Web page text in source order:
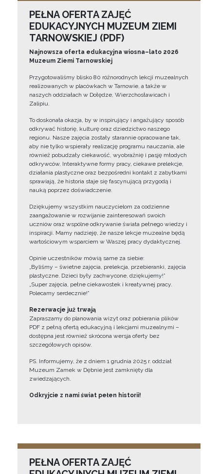
PEŁNA OFERTA ZAJĘĆ
EDUKACYJNYCH MUZEUM ZIEMI
TARNOWSKIEJ (PDF)
Najnowsza oferta edukacyjna wiosna–lato 2026
Muzeum Ziemi Tarnowskiej
Przygotowaliśmy blisko 80 różnorodnych lekcji muzealnych
realizowanych w placówkach w Tarnowie, a także w
naszych oddziałach w Dołędze, Wierzchosławicach i
Zalipiu.
To doskonała okazja, by w inspirujący i angażujący sposób
odkrywać historię, kulturę oraz dziedzictwo naszego
regionu. Nasze zajęcia zostały starannie opracowane tak,
aby nie tylko wspierały realizację programu nauczania, ale
również pobudzały ciekawość, wyobraźnię i pasję młodych
odkrywców. Interaktywne formy pracy, ciekawe prelekcje,
działania plastyczne oraz bezpośredni kontakt z zabytkami
sprawiają, że historia staje się fascynującą przygodą i
nauką poprzez doświadczenie.
Dziękujemy wszystkim nauczycielom za codzienne
zaangażowanie w rozwijanie zainteresowań swoich
uczniów oraz wspólne odkrywanie świata pełnego wiedzy i
inspiracji. Mamy nadzieję, że nasze lekcje muzealne będą
wartościowym wsparciem w Waszej pracy dydaktycznej.
Opinie uczestników mówią same za siebie:
„Byliśmy – świetne zajęcia, prelekcja, przebieranki, zajęcia
plastyczne. Dzieci były zachwycone, dziękujemy!”
„Super zajęcia, pełne ciekawostek i kreatywnej pracy.
Polecamy serdecznie!”
Rezerwacje już trwają
Zapraszamy do planowania wizyt oraz pobierania plików
PDF z pełną ofertą edukacyjną i lekcjami muzealnymi –
dostępna jest również skrócona wersja oferty bez
szczegółowych opisów.
PS. Informujemy, że z dniem 1 grudnia 2025 r. oddział
Muzeum Zamek w Dębnie jest zamknięty dla
zwiedzających.
Odkryjcie z nami świat pełen historii!
PEŁNA OFERTA ZAJĘĆ